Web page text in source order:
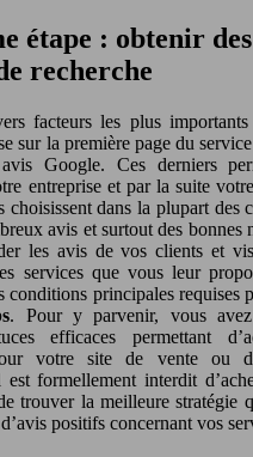
étape : obtenir
recherche
facteurs les plus
sur la première page du
Google. Ces derniers
entreprise et par la suite
choisissent dans la plupart des
avis et surtout des bonnes
les avis de vos clients et
services que vous leur
conditions principales requises
. Pour y parvenir, vous
efficaces permettant
votre site de vente ou
est formellement interdit
trouver la meilleure stratégie
positifs concernant vos